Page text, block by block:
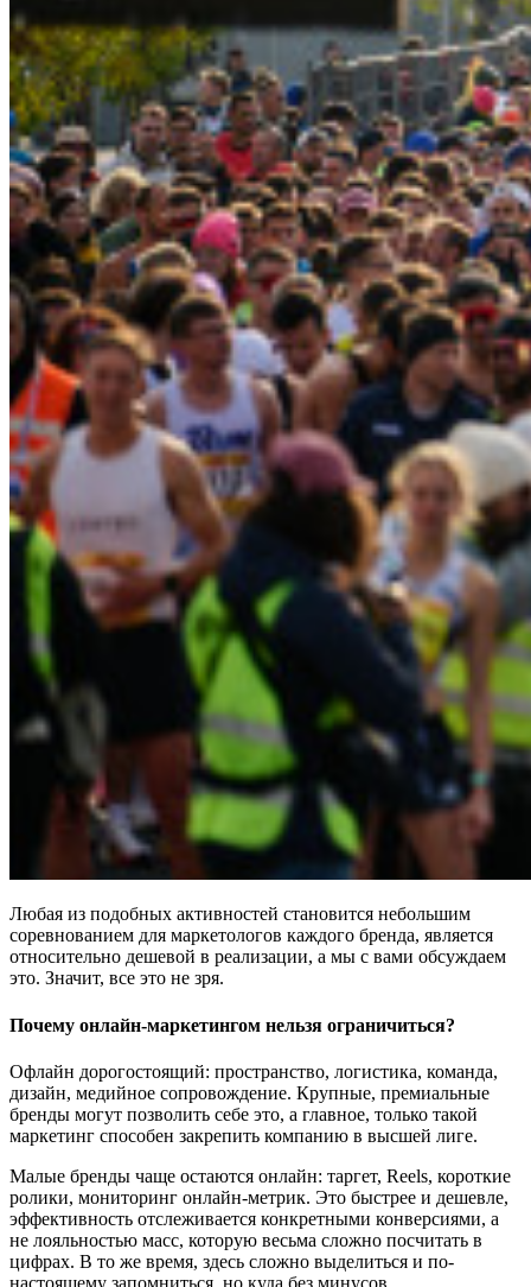
Любая из подобных активностей становится небольшим
соревнованием для маркетологов каждого бренда, является
относительно дешевой в реализации, а мы с вами обсуждаем
это. Значит, все это не зря.
Почему онлайн-маркетингом нельзя ограничиться?
Офлайн дорогостоящий: пространство, логистика, команда,
дизайн, медийное сопровождение. Крупные, премиальные
бренды могут позволить себе это, а главное, только такой
маркетинг способен закрепить компанию в высшей лиге.
Малые бренды чаще остаются онлайн: таргет, Reels, короткие
ролики, мониторинг онлайн-метрик. Это быстрее и дешевле,
эффективность отслеживается конкретными конверсиями, а
не лояльностью масс, которую весьма сложно посчитать в
цифрах. В то же время, здесь сложно выделиться и по-
настоящему запомниться, но куда без минусов.